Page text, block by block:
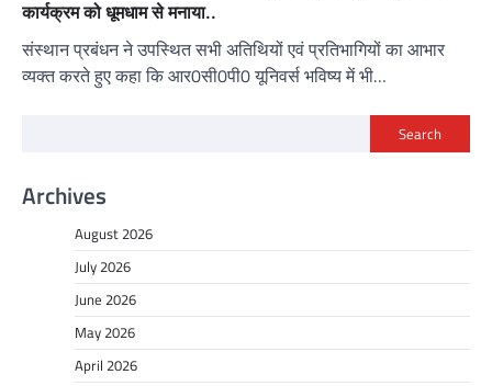
कार्यक्रम को धूमधाम से मनाया..
संस्थान प्रबंधन ने उपस्थित सभी अतिथियों एवं प्रतिभागियों का आभार
व्यक्त करते हुए कहा कि आर0सी0पी0 यूनिवर्स भविष्य में भी…
Search
Archives
August 2026
July 2026
June 2026
May 2026
April 2026